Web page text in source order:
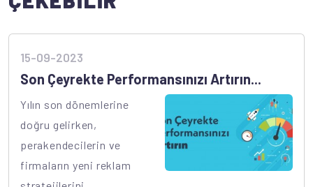
15-09-2023
Son Çeyrekte Performansınızı Artırın...
Yılın son dönemlerine
doğru gelirken,
perakendecilerin ve
firmaların yeni reklam